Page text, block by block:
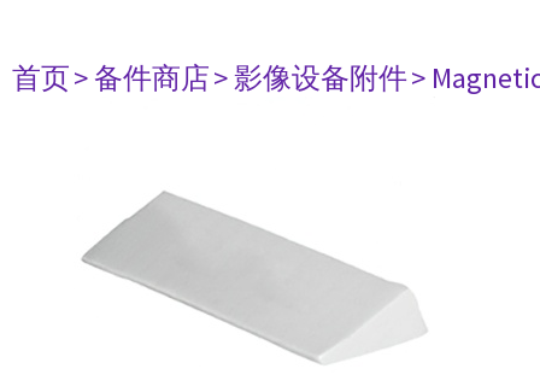
首页> 备件商店> 影像设备附件>